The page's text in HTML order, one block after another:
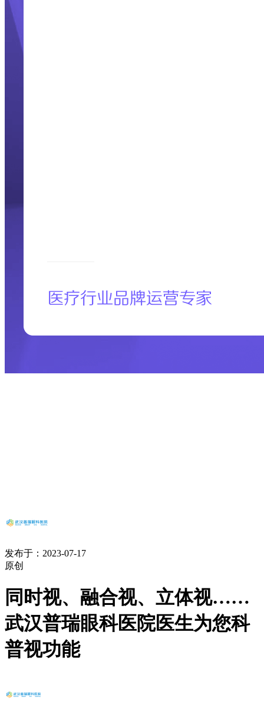
发布于：2023-07-17
原创
同时视、融合视、立体视……
武汉普瑞眼科医院医生为您科
普视功能